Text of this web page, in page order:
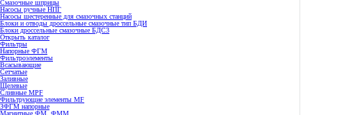
Смазочные шприцы
Насосы ручные НПГ
Насосы шестеренные для смазочных станций
Блоки и отводы дроссельные смазочные тип БДИ
Блоки дроссельные смазочные БДС3
Открыть каталог
Фильтры
Напорные ФГМ
Фильтроэлементы
Всасывающие
Сетчатые
Заливные
Щелевые
Сливные MPF
Фильтрующие элементы MF
ЗФГМ напорные
Магнитные ФМ, ФММ